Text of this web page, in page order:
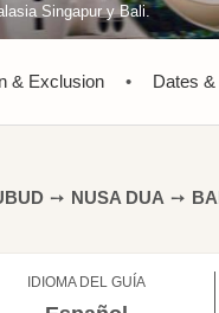
Singapur y Bali.
& Exclusion • Dates
➙ NUSA DUA ➙
IDIOMA DEL GUÍA